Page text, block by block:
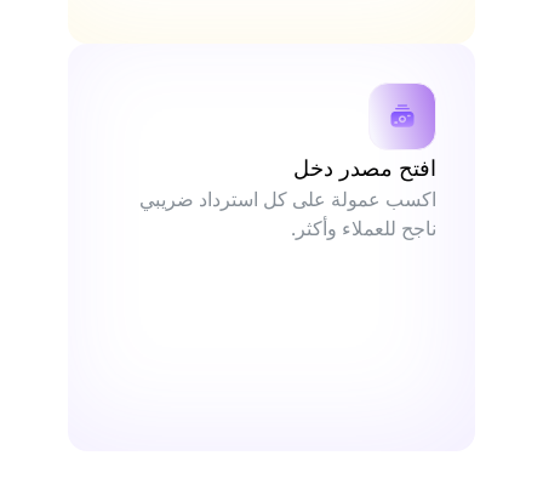
افتح مصدر دخل
اكسب عمولة على كل استرداد ضريبي
ناجح للعملاء وأكثر.